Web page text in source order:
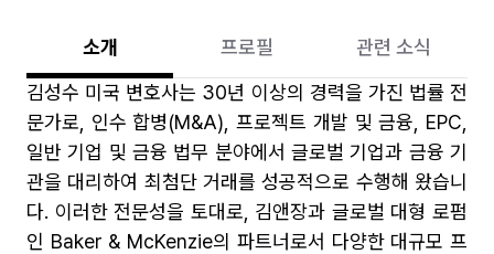
소개 프로필
관련 소식
김성수 미국 변호사는 30년 이상의 경력을 가진 법률 전
문가로, 인수 합병(M&A), 프로젝트 개발 및 금융, EPC,
일반 기업 및 금융 법무 분야에서 글로벌 기업과 금융 기
관을 대리하여 최첨단 거래를 성공적으로 수행해 왔습니
다. 이러한 전문성을 토대로, 김앤장과 글로벌 대형 로펌
인 Baker & McKenzie의 파트너로서 다양한 대규모 프